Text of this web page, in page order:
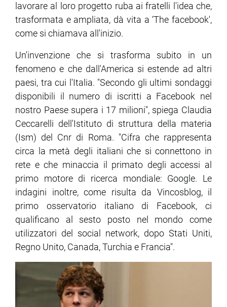
lavorare al loro progetto ruba ai fratelli l'idea che,
trasformata e ampliata, dà vita a ‘The facebook',
come si chiamava all'inizio.
Un'invenzione che si trasforma subito in un
fenomeno e che dall'America si estende ad altri
paesi, tra cui l'Italia. "Secondo gli ultimi sondaggi
disponibili il numero di iscritti a Facebook nel
nostro Paese supera i 17 milioni", spiega Claudia
Ceccarelli dell'Istituto di struttura della materia
(Ism) del Cnr di Roma. "Cifra che rappresenta
circa la metà degli italiani che si connettono in
rete e che minaccia il primato degli accessi al
primo motore di ricerca mondiale: Google. Le
indagini inoltre, come risulta da Vincosblog, il
primo osservatorio italiano di Facebook, ci
qualificano al sesto posto nel mondo come
utilizzatori del social network, dopo Stati Uniti,
Regno Unito, Canada, Turchia e Francia".